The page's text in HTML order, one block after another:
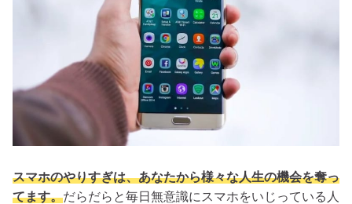
スマホのやりすぎは、あなたから様々な人生の機会を奪っ
てます。だらだらと毎日無意識にスマホをいじっている人